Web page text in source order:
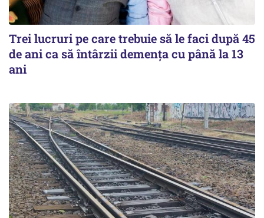
Trei lucruri pe care trebuie să le faci după 45
de ani ca să întârzii demența cu până la 13
ani